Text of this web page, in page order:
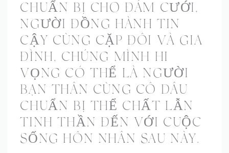
CHUẨN BỊ CHO ĐÁM CƯỚI,
NGƯỜI ĐỒNG HÀNH TIN
CẬY CÙNG CẶP ĐÔI VÀ GIA
ĐÌNH, CHÚNG MÌNH HI
VỌNG CÓ THỂ LÀ NGƯỜI
BẠN THÂN CÙNG CÔ DÂU
CHUẨN BỊ THỂ CHẤT LẪN
TINH THẦN ĐẾN VỚI CUỘC
SỐNG HÔN NHÂN SAU NÀY.